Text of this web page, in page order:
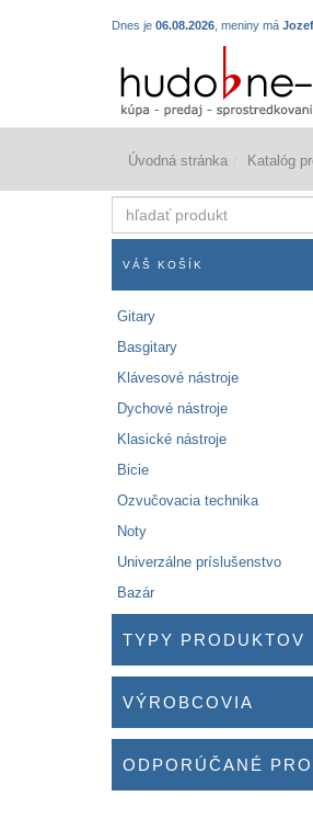
Dnes je 06.08.2026 , meniny má
Úvodná stránka Katalóg
produkt
VÁŠ KOŠÍK
Gitary
Basgitary
Klávesové nástroje
Dychové nástroje
Klasické nástroje
Bicie
Ozvučovacia technika
Noty
Univerzálne príslušenstvo
Bazár
TYPY PRODUKTOV
VÝROBCOVIA
ODPORÚČANÉ